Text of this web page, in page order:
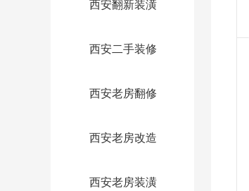
西安翻新装潢
西安二手装修
西安老房翻修
西安老房改造
西安老房装潢